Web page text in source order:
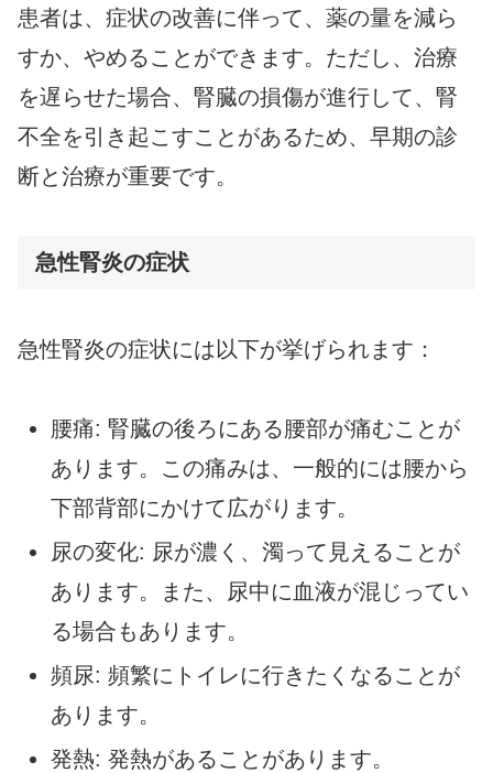
患者は、症状の改善に伴って、薬の量を減ら
すか、やめることができます。ただし、治療
を遅らせた場合、腎臓の損傷が進行して、腎
不全を引き起こすことがあるため、早期の診
断と治療が重要です。
急性腎炎の症状
急性腎炎の症状には以下が挙げられます：
腰痛: 腎臓の後ろにある腰部が痛むことが
あります。この痛みは、一般的には腰から
下部背部にかけて広がります。
尿の変化: 尿が濃く、濁って見えることが
あります。また、尿中に血液が混じってい
る場合もあります。
頻尿: 頻繁にトイレに行きたくなることが
あります。
発熱: 発熱があることがあります。